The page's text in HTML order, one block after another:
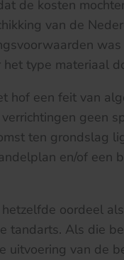
de kosten
van de
het type materiaal
hof een feit van
geen
ten grondslag
en/of een
oordeel
tandarts. Als die
uitvoering van de